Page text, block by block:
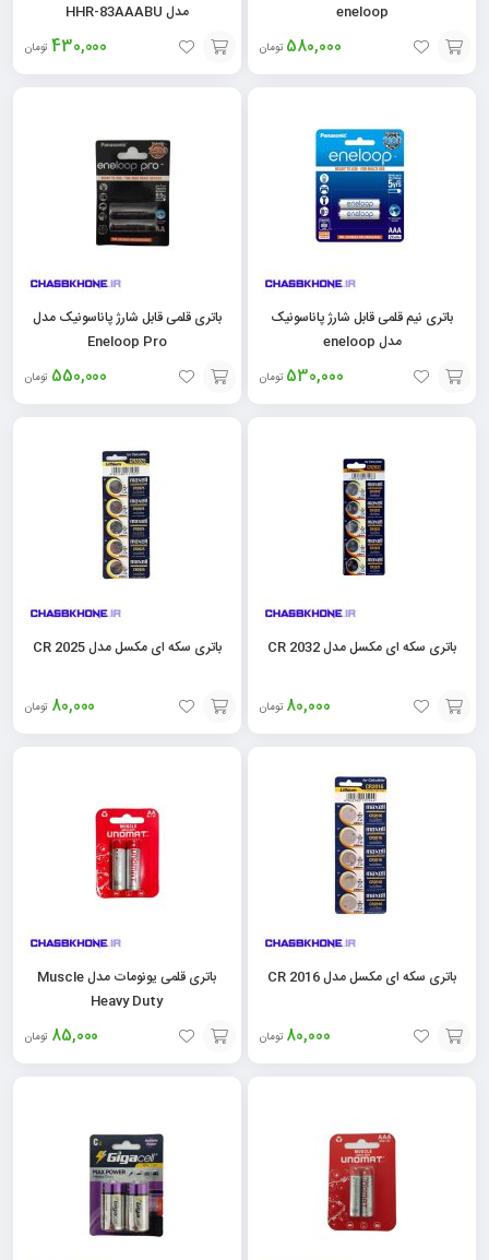
eneloop
580,000 تومان
افزودن
مدل HHR-83AAABU
430,000 تومان
افزودن
باتری نیم قلمی قابل شارژ پاناسونیک
مدل eneloop
530,000 تومان
افزودن
باتری قلمی قابل شارژ پاناسونیک مدل
Eneloop Pro
550,000 تومان
افزودن
باتری سکه ای مکسل مدل CR 2032
80,000 تومان
افزودن
باتری سکه ای مکسل مدل CR 2025
80,000 تومان
افزودن
باتری سکه ای مکسل مدل CR 2016
80,000 تومان
افزودن
باتری قلمی یونومات مدل Muscle
Heavy Duty
85,000 تومان
افزودن